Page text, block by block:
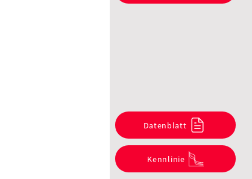
Datenblatt
Kennlinie